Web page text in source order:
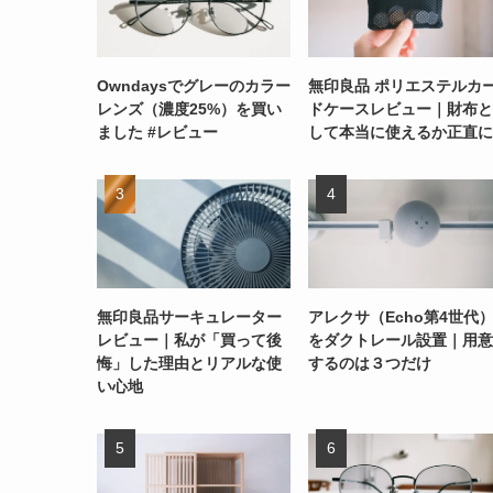
Owndaysでグレーのカラー
レンズ（濃度25%）を買い
ました #レビュー
無印良品 ポリエステルカ
ドケースレビュー｜財布と
して本当に使えるか正直に
無印良品サーキュレーター
レビュー｜私が「買って後
悔」した理由とリアルな使
い心地
アレクサ（Echo第4世代）
をダクトレール設置｜用意
するのは３つだけ